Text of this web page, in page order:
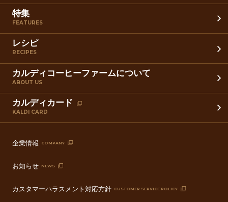
特集
FEATURES
レシピ
RECIPES
カルディコーヒーファームについて
ABOUT US
カルディカード
KALDI CARD
企業情報 COMPANY
お知らせ NEWS
カスタマーハラスメント対応方針 CUSTOMER SERVICE POLICY